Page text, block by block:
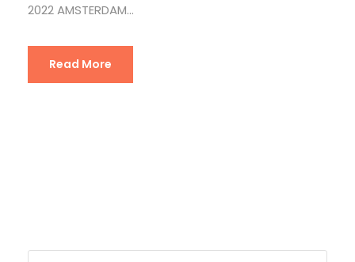
2022 AMSTERDAM...
Read More